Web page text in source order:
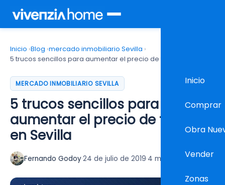
Inicio
Comprar
Obra
Vender
Zonas
Inicio ›Blog ›mercado inmobiliario Sevilla ›
5 trucos sencillos para aumentar el precio de tu piso en Sevilla
MERCADO INMOBILIARIO SEVILLA
5 trucos sencillos para
aumentar el precio de tu piso
en Sevilla
Fernando Godoy·24 de julio de 2019·4 min lectura